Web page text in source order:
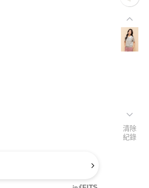
清除
紀錄